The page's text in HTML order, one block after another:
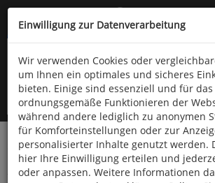
Kompletten Head der Seite
oder (06766) 9323-960
Startseite Schönes & Dekoratives
Schmuck
Einwilligung zur Datenverarbeitung
Wir verwenden Cookies oder
um Ihnen ein optimales und sicheres
bieten. Einige sind essenziell und für das
ordnungsgemäße Funktionieren der
während andere lediglich zu anonymen
für Komforteinstellungen oder zur
personalisierter Inhalte genutzt werden.
hier Ihre Einwilligung erteilen und
oder anpassen. Weitere Informationen